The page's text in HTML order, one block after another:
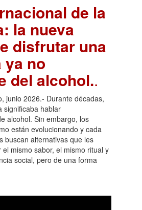
de la
la nueva
disfrutar una
ya no
del alcohol..
junio 2026.- Durante décadas,
significaba hablar
alcohol. Sin embargo, los
están evolucionando y cada
buscan alternativas que les
mismo sabor, el mismo ritual y
social, pero de una forma